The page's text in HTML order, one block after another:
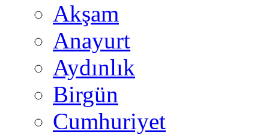
Akşam
Anayurt
Aydınlık
Birgün
Cumhuriyet